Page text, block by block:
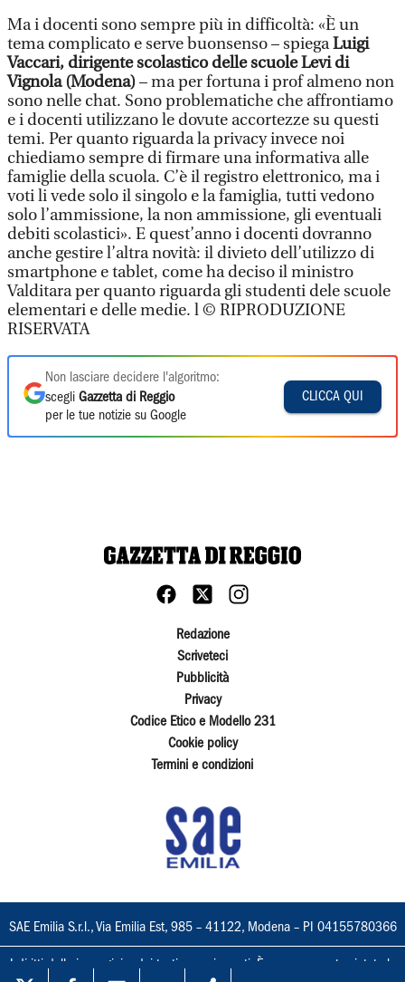
Ma i docenti sono sempre più in difficoltà: «È un
tema complicato e serve buonsenso – spiegaLuigi
Vaccari, dirigente scolastico delle scuole Levi di
Vignola (Modena)– ma per fortuna i prof almeno non
sono nelle chat. Sono problematiche che affrontiamo
e i docenti utilizzano le dovute accortezze su questi
temi. Per quanto riguarda la privacy invece noi
chiediamo sempre di firmare una informativa alle
famiglie della scuola. C’è il registro elettronico, ma i
voti li vede solo il singolo e la famiglia, tutti vedono
solo l’ammissione, la non ammissione, gli eventuali
debiti scolastici». E quest’anno i docenti dovranno
anche gestire l’altra novità: il divieto dell’utilizzo di
smartphone e tablet, come ha deciso il ministro
Valditara per quanto riguarda gli studenti dele scuole
elementari e delle medie. l © RIPRODUZIONE
RISERVATA
Non lasciare decidere l'algoritmo:
scegli Gazzetta di Reggio
per le tue notizie su Google
CLICCA QUI
Redazione
Scriveteci
Pubblicità
Privacy
Codice Etico e Modello 231
Cookie policy
Termini e condizioni
SAE Emilia S.r.l., Via Emilia Est, 985 – 41122, Modena – PI 04155780366
I diritti delle immagini e dei testi sono riservati. È espressamente vietata la